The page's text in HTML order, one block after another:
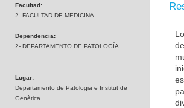
Facultad:
2- FACULTAD DE MEDICINA
Dependencia:
2- DEPARTAMENTO DE PATOLOGÍA
Lugar:
Departamento de Patologia e Institut de
Genètica